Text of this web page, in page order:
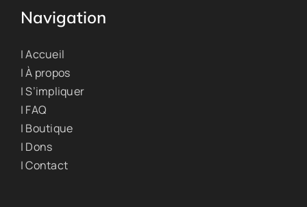
Navigation
| Accueil
| À propos
| S’impliquer
| FAQ
| Boutique
| Dons
| Contact